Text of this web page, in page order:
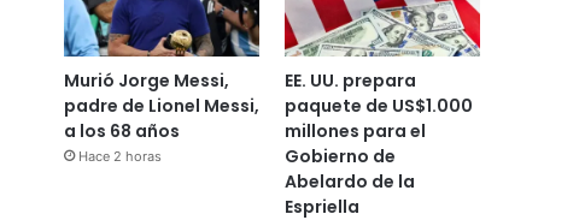
Murió Jorge Messi,
padre de Lionel Messi,
a los 68 años
Hace 2 horas
EE. UU. prepara
paquete de US$1.000
millones para el
Gobierno de
Abelardo de la
Espriella